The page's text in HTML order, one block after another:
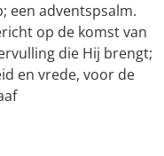
een adventspsalm.
op de komst van
die Hij brengt;
en vrede, voor de